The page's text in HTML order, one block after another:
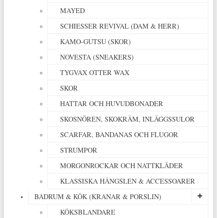
MAYED
SCHIESSER REVIVAL (DAM & HERR)
KAMO-GUTSU (SKOR)
NOVESTA (SNEAKERS)
TYGVAX OTTER WAX
SKOR
HATTAR OCH HUVUDBONADER
SKOSNÖREN, SKOKRÄM, INLÄGGSSULOR
SCARFAR, BANDANAS OCH FLUGOR
STRUMPOR
MORGONROCKAR OCH NATTKLÄDER
KLASSISKA HÄNGSLEN & ACCESSOARER
BADRUM & KÖK (KRANAR & PORSLIN)
KÖKSBLANDARE